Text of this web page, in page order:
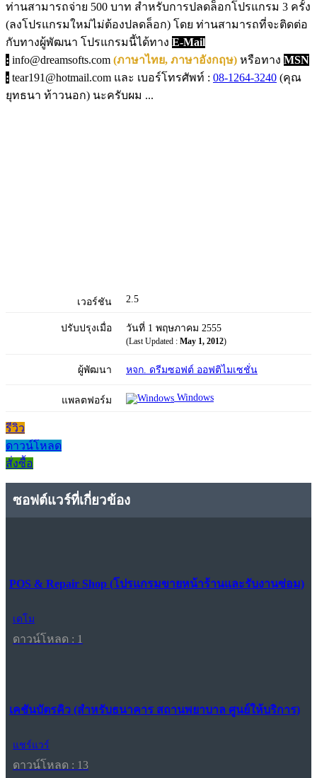
ท่านสามารถจ่าย 500 บาท สำหรับการปลดล็อกโปรแกรม 3 ครั้ง
(ลงโปรแกรมใหม่ไม่ต้องปลดล็อก) โดย ท่านสามารถที่จะติดต่อ
กับทางผู้พัฒนา โปรแกรมนี้ได้ทาง E-Mail
: info@dreamsofts.com (ภาษาไทย, ภาษาอังกฤษ) หรือทาง MSN
: tear191@hotmail.com และ เบอร์โทรศัพท์ : 08-1264-3240 (คุณ
ยุทธนา ท้าวนอก) นะครับผม ...
เวอร์ชัน 2.5
ปรับปรุงเมื่อ วันที่ 1 พฤษภาคม 2555
(Last Updated : May 1, 2012)
ผู้พัฒนา หจก. ดรีมซอฟต์ ออฟติไมเซชั่น
แพลตฟอร์ม Windows
รีวิว
ดาวน์โหลด
สั่งซื้อ
ซอฟต์แวร์ที่เกี่ยวข้อง
POS & Repair Shop (โปรแกรมขายหน้าร้านและรับงานซ่อม)
เดโม
ดาวน์โหลด : 1
เคชันบัตรคิว (สำหรับธนาคาร สถานพยาบาล ศูนย์ให้บริการ)
แชร์แวร์
ดาวน์โหลด : 13